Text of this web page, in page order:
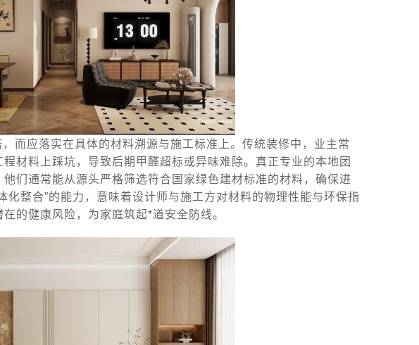
而应落实在具体的材料溯源与施工标准上。传统装修中，业主常
材料上踩坑，导致后期甲醛超标或异味难除。真正专业的本地团
们通常能从源头严格筛选符合国家绿色建材标准的材料，确保进
化整合”的能力，意味着设计师与施工方对材料的物理性能与环保指
的健康风险，为家庭筑起*道安全防线。